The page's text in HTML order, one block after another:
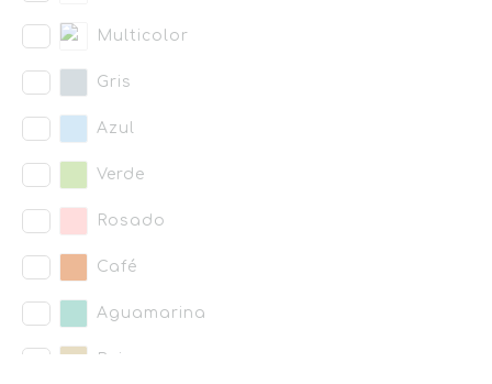
Multicolor
Gris
Azul
Verde
Rosado
Café
Aguamarina
Beige